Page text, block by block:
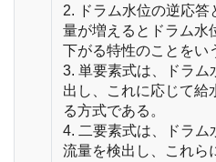
2. ドラム水位の逆応答
量が増えるとドラム水
下がる特性のことをい
3. 単要素式は、ドラム
出し、これに応じて給
る方式である。
4. 二要素式は、ドラム
流量を検出し、これら